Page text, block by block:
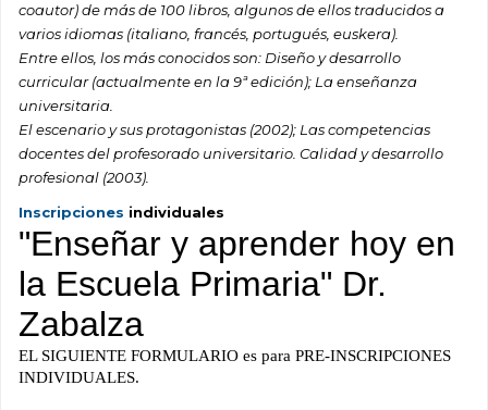
coautor) de más de 100 libros, algunos de ellos traducidos a
varios idiomas (italiano, francés, portugués, euskera).
Entre ellos, los más conocidos son: Diseño y desarrollo
curricular (actualmente en la 9ª edición); La enseñanza
universitaria.
El escenario y sus protagonistas (2002); Las competencias
docentes del profesorado universitario. Calidad y desarrollo
profesional (2003).
Inscripciones individuales